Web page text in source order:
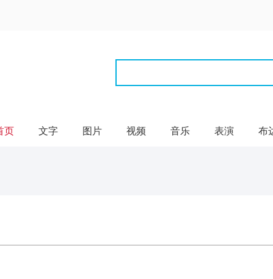
页 文字 图片 视频 音乐 表演 布